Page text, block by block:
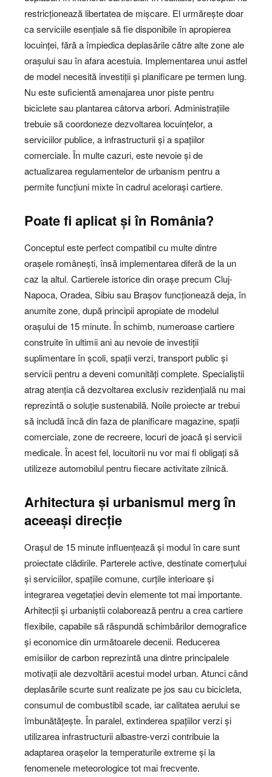
restricționează libertatea de mișcare. El urmărește doar
ca serviciile esențiale să fie disponibile în apropierea
locuinței, fără a împiedica deplasările către alte zone ale
orașului sau în afara acestuia. Implementarea unui astfel
de model necesită investiții și planificare pe termen lung.
Nu este suficientă amenajarea unor piste pentru
biciclete sau plantarea câtorva arbori. Administrațiile
trebuie să coordoneze dezvoltarea locuințelor, a
serviciilor publice, a infrastructurii și a spațiilor
comerciale. În multe cazuri, este nevoie și de
actualizarea regulamentelor de urbanism pentru a
permite funcțiuni mixte în cadrul acelorași cartiere.
Poate fi aplicat și în România?
Conceptul este perfect compatibil cu multe dintre
orașele românești, însă implementarea diferă de la un
caz la altul. Cartierele istorice din orașe precum Cluj-
Napoca, Oradea, Sibiu sau Brașov funcționează deja, în
anumite zone, după principii apropiate de modelul
orașului de 15 minute. În schimb, numeroase cartiere
construite în ultimii ani au nevoie de investiții
suplimentare în școli, spații verzi, transport public și
servicii pentru a deveni comunități complete. Specialiștii
atrag atenția că dezvoltarea exclusiv rezidențială nu mai
reprezintă o soluție sustenabilă. Noile proiecte ar trebui
să includă încă din faza de planificare magazine, spații
comerciale, zone de recreere, locuri de joacă și servicii
medicale. În acest fel, locuitorii nu vor mai fi obligați să
utilizeze automobilul pentru fiecare activitate zilnică.
Arhitectura și urbanismul merg în
aceeași direcție
Orașul de 15 minute influențează și modul în care sunt
proiectate clădirile. Parterele active, destinate comerțului
și serviciilor, spațiile comune, curțile interioare și
integrarea vegetației devin elemente tot mai importante.
Arhitecții și urbaniștii colaborează pentru a crea cartiere
flexibile, capabile să răspundă schimbărilor demografice
și economice din următoarele decenii. Reducerea
emisiilor de carbon reprezintă una dintre principalele
motivații ale dezvoltării acestui model urban. Atunci când
deplasările scurte sunt realizate pe jos sau cu bicicleta,
consumul de combustibil scade, iar calitatea aerului se
îmbunătățește. În paralel, extinderea spațiilor verzi și
utilizarea infrastructurii albastre-verzi contribuie la
adaptarea orașelor la temperaturile extreme și la
fenomenele meteorologice tot mai frecvente.